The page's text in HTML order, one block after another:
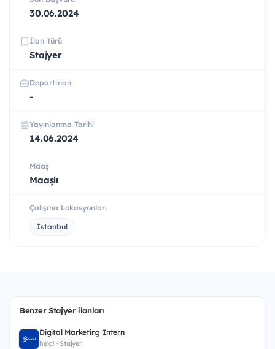
30.06.2024
İlan Türü
Stajyer
Departman
-
Yayınlanma Tarihi
14.06.2024
Maaş
Maaşlı
Çalışma Lokasyonları
İstanbul
Benzer Stajyer ilanları
Digital Marketing Intern
helo! · Stajyer